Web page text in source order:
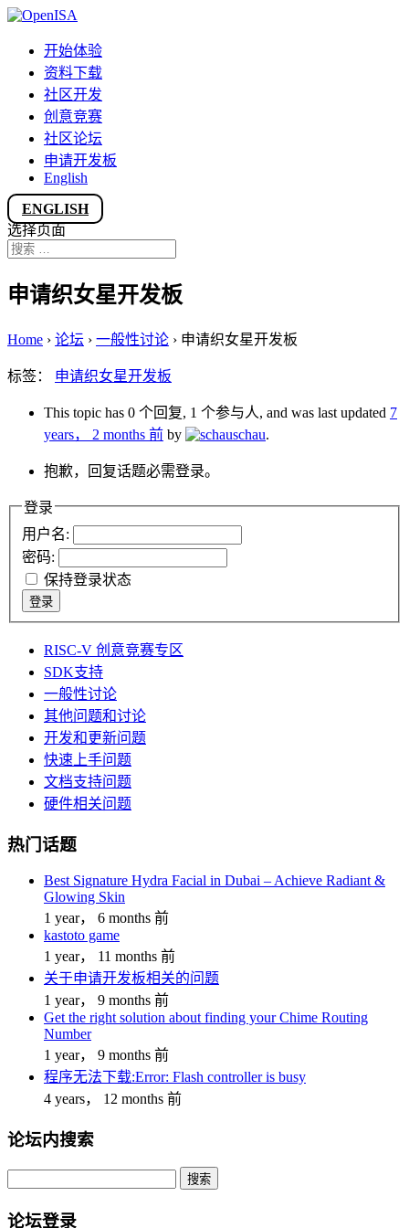
开始体验
资料下载
社区开发
创意竞赛
社区论坛
申请开发板
English
ENGLISH
选择页面
申请织女星开发板
Home › 论坛 › 一般性讨论 › 申请织女星开发板
标签： 申请织女星开发板
This topic has 0 个回复, 1 个参与人, and was last updated 7
years， 2 months 前 by schau.
抱歉，回复话题必需登录。
登录
用户名:
密码:
保持登录状态
登录
RISC-V 创意竞赛专区
SDK支持
一般性讨论
其他问题和讨论
开发和更新问题
快速上手问题
文档支持问题
硬件相关问题
热门话题
Best Signature Hydra Facial in Dubai – Achieve Radiant &
Glowing Skin
1 year， 6 months 前
kastoto game
1 year， 11 months 前
关于申请开发板相关的问题
1 year， 9 months 前
Get the right solution about finding your Chime Routing
Number
1 year， 9 months 前
程序无法下载:Error: Flash controller is busy
4 years， 12 months 前
论坛内搜索
论坛登录